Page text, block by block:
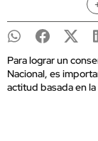
Para lograr un
Nacional, es
actitud basada en